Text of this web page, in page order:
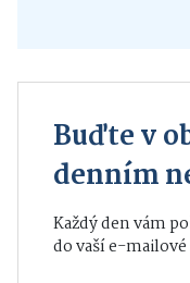
Buďte v
denním
Každý den vám
do vaší e-